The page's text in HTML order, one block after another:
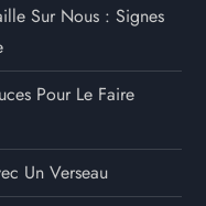
Sur Nous : Signes
Pour Le Faire
Un Verseau